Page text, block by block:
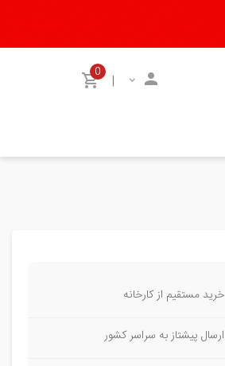
|
0
خرید مستقیم از کارخانه
ارسال پیشتاز به سراسر کشور